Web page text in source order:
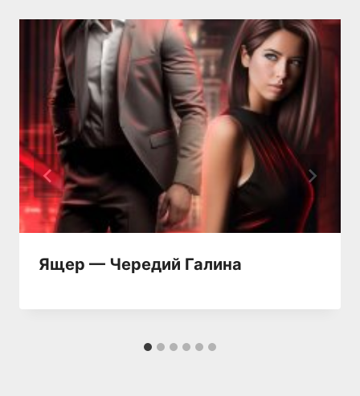
Ящер — Чередий Галина